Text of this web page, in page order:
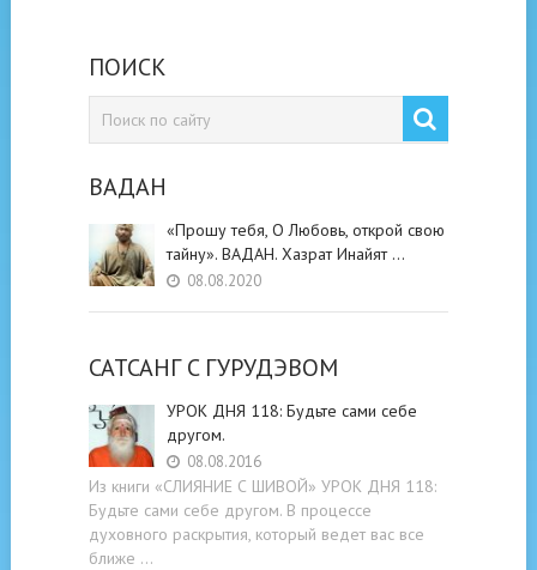
ПОИСК
ВАДАН
«Прошу тебя, О Любовь, открой свою
тайну». ВАДАН. Хазрат Инайят …
08.08.2020
САТСАНГ C ГУРУДЭВОМ
УРОК ДНЯ 118: Будьте cами cебе
другом.
08.08.2016
Из книги «СЛИЯНИЕ С ШИВОЙ» УРОК ДНЯ 118:
Будьте cами cебе другом. В процессе
духовного раскрытия, который ведет вас все
ближе …